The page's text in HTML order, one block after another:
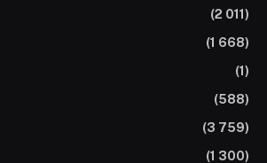
(2 011)
(1 668)
(1)
(588)
(3 759)
(1 300)